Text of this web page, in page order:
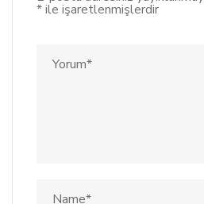
*ile işaretlenmişlerdir